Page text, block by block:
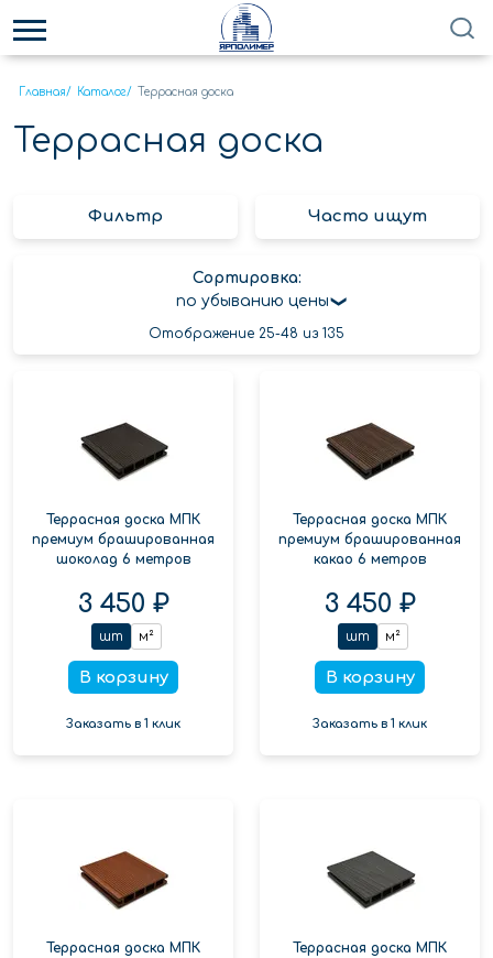
Главная/ Каталог/ Террасная доска
Террасная доска
Фильтр Часто ищут
Сортировка:
по убыванию цены
Отображение 25-48 из 135
Террасная доска МПК
премиум брашированная
шоколад 6 метров
3 450 ₽
шт м²
В корзину
Заказать в 1 клик
Террасная доска МПК
премиум брашированная
какао 6 метров
3 450 ₽
шт м²
В корзину
Заказать в 1 клик
Террасная доска МПК
Террасная доска МПК